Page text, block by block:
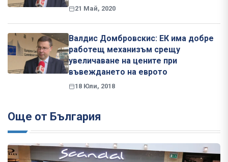
21 Май, 2020
Валдис Домбровскис: ЕК има добре
работещ механизъм срещу
увеличаване на цените при
въвеждането на еврото
18 Юли, 2018
Още от България